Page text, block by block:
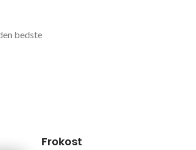
bedste
Frokost